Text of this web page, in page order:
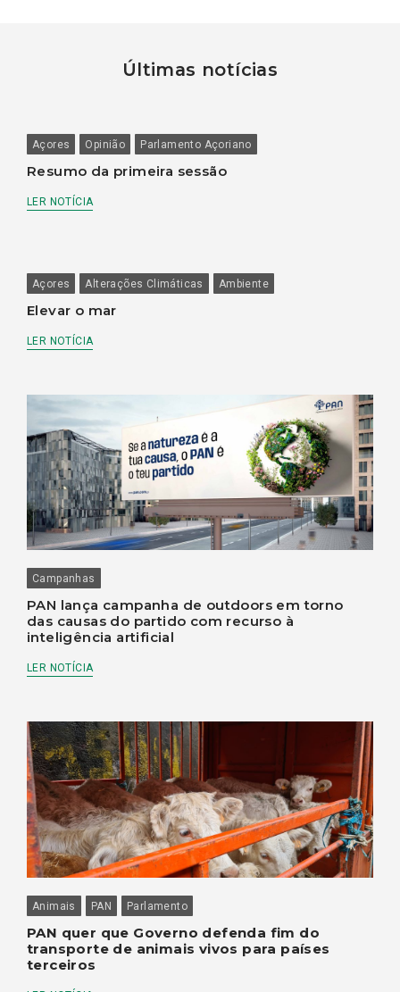
Últimas notícias
Açores Opinião Parlamento Açoriano
Resumo da primeira sessão
LER NOTÍCIA
Açores Alterações Climáticas Ambiente
Elevar o mar
LER NOTÍCIA
Campanhas
PAN lança campanha de outdoors em torno
das causas do partido com recurso à
inteligência artificial
LER NOTÍCIA
Animais PAN Parlamento
PAN quer que Governo defenda fim do
transporte de animais vivos para países
terceiros